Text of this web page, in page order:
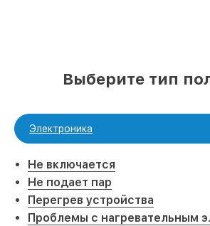
Выберите тип
Электроника
Не включается
Не подает пар
Перегрев устройства
Проблемы с нагревательным